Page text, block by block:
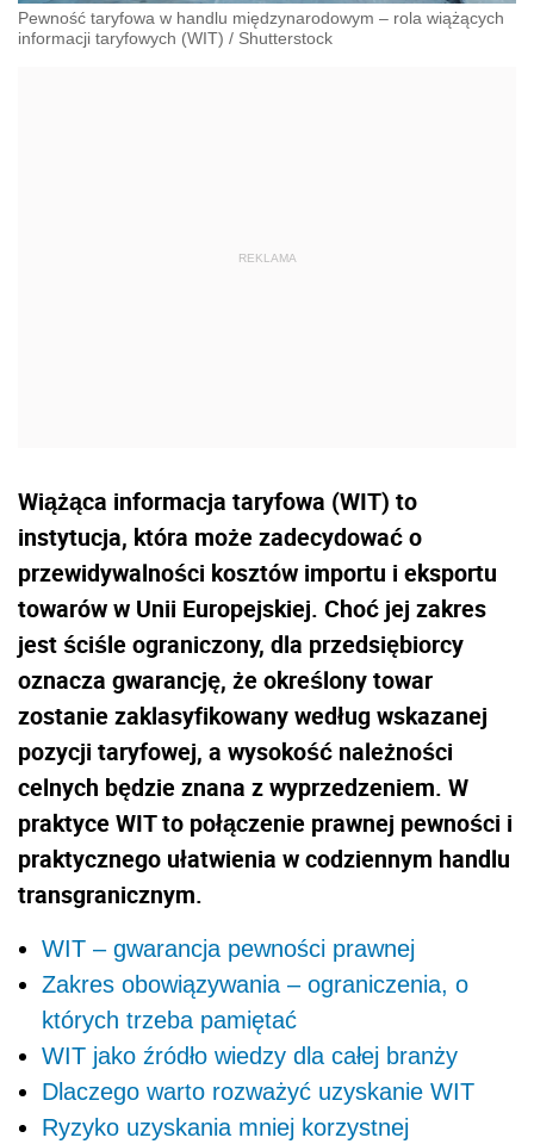
Pewność taryfowa w handlu międzynarodowym – rola wiążących
informacji taryfowych (WIT) / Shutterstock
Wiążąca informacja taryfowa (WIT) to
instytucja, która może zadecydować o
przewidywalności kosztów importu i eksportu
towarów w Unii Europejskiej. Choć jej zakres
jest ściśle ograniczony, dla przedsiębiorcy
oznacza gwarancję, że określony towar
zostanie zaklasyfikowany według wskazanej
pozycji taryfowej, a wysokość należności
celnych będzie znana z wyprzedzeniem. W
praktyce WIT to połączenie prawnej pewności i
praktycznego ułatwienia w codziennym handlu
transgranicznym.
WIT – gwarancja pewności prawnej
Zakres obowiązywania – ograniczenia, o
których trzeba pamiętać
WIT jako źródło wiedzy dla całej branży
Dlaczego warto rozważyć uzyskanie WIT
Ryzyko uzyskania mniej korzystnej